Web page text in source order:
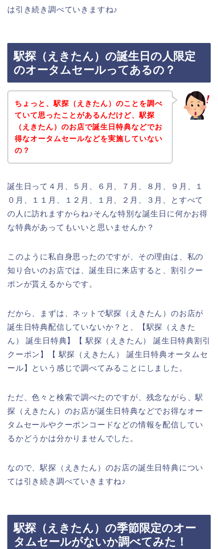
は引き続き調べていきますね♪
駅探（えきたん）の誕生日の人限定
のオータムセールってあるの？
ちょっと、駅探（えきたん）のことを調べ
ていて思ったことがあるんだけど、駅探
（えきたん）のお店で誕生日特典などでお
得なオータムセールなどを実施していない
の？
誕生日って４月、５月、６月、７月、８月、９月、１
０月、１１月、１２月、１月、２月、３月、とすべて
の人に訪れますからね♪そんな特別な誕生日に何かお得
な特典があってもいいと思いませんか？
このように私自身思ったのですが、その理由は、私の
知り合いのお店では、誕生日に来店すると、割引クー
ポンが貰えるからです。
だから、まずは、ネットで駅探（えきたん）のお店が
誕生日特典配信していないか？と、【駅探（えきた
ん） 誕生日特典】【 駅探（えきたん） 誕生日特典割引
クーポン】【 駅探（えきたん） 誕生日特典オータムセ
ール】という感じで調べてみることにしました。
ただ、色々と検索で調べたのですが、残念ながら、駅
探（えきたん）のお店が誕生日特典などでお得なオー
タムセールやクーポンコードなどの情報を配信してい
るかどうかは分かりませんでした。
なので、駅探（えきたん）のお店の誕生日特典につい
ては引き続き調べていきますね♪
駅探（えきたん）の季節限定のオー
タムセールがないか調べてみた！